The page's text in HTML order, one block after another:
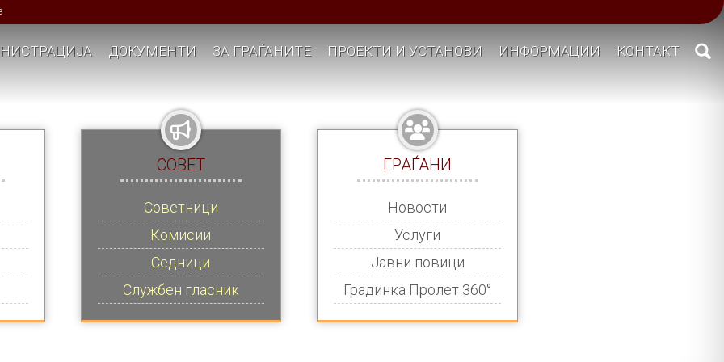
ДОКУМЕНТИ ЗА ГРАЃАНИТЕ ПРОЕКТИ И УСТАНОВИ ИНФОРМАЦИИ КОНТАКТ
СОВЕТ
Советници
Комисии
Седници
Службен гласник
ГРАЃАНИ
Новости
Услуги
Јавни повици
Градинка Пролет 360°